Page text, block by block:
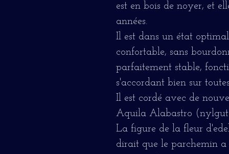
est en bois de noyer, et
années.
Il est dans un état
confortable, sans
parfaitement stable,
s'accordant bien sur
Il est cordé avec de
Aquila Alabastro
La figure de la fleur
dirait que le parchemin a